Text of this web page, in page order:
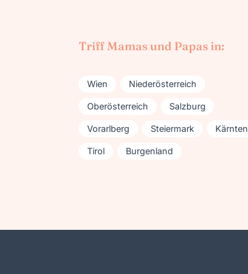
Triff Mamas und Papas in:
Wien Niederösterreich
Oberösterreich Salzburg
Vorarlberg Steiermark Kärnten
Tirol Burgenland